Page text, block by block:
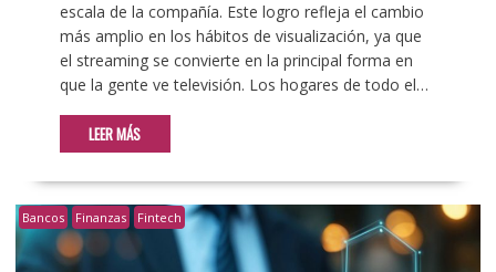
escala de la compañía. Este logro refleja el cambio
más amplio en los hábitos de visualización, ya que
el streaming se convierte en la principal forma en
que la gente ve televisión. Los hogares de todo el…
LEER MÁS
Bancos Finanzas Fintech